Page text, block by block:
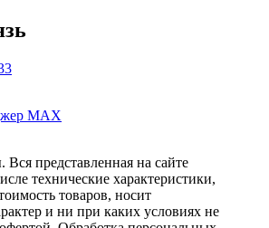
MAX
представленная на сайте
технические характеристики,
товаров, носит
и ни при каких условиях не